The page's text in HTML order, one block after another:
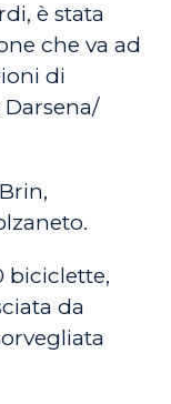
è stata
che va ad
di
biciclette,
da